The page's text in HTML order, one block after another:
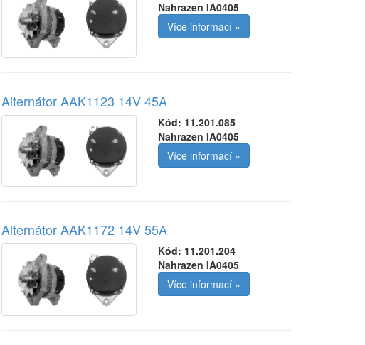
Nahrazen IA0405
Více informací »
Alternátor AAK1123 14V 45A
Kód: 11.201.085
Nahrazen IA0405
Více informací »
Alternátor AAK1172 14V 55A
Kód: 11.201.204
Nahrazen IA0405
Více informací »